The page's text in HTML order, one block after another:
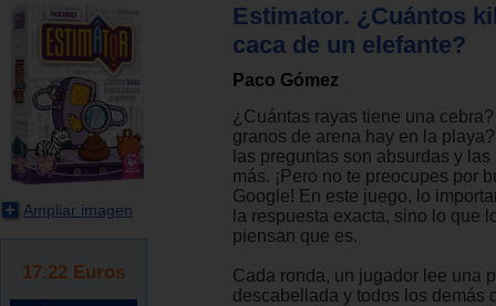
Ampliar imagen
17.22 Euros
Estimator. ¿Cuántos
caca de un elefante?
Paco Gómez
¿Cuántas rayas tiene una
granos de arena hay en la
las preguntas son absurdas y
más. ¡Pero no te preocupes por
Google! En este juego, lo
la respuesta exacta, sino lo que
piensan que es.
Cada ronda, un jugador lee una
descabellada y todos los demás